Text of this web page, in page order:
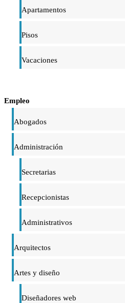
Apartamentos
Pisos
Vacaciones
Empleo
Abogados
Administración
Secretarias
Recepcionistas
Administrativos
Arquitectos
Artes y diseño
Diseñadores web